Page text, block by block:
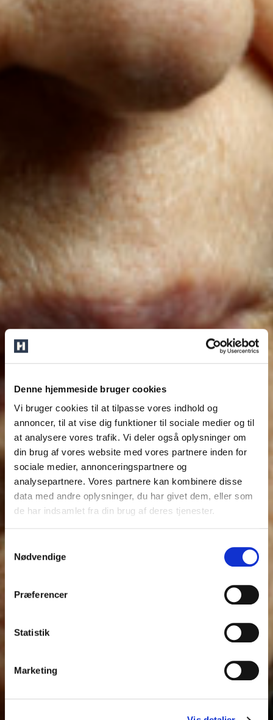
Denne hjemmeside bruger cookies
Vi bruger cookies til at tilpasse vores indhold og
annoncer, til at vise dig funktioner til sociale medier og til
at analysere vores trafik. Vi deler også oplysninger om
din brug af vores website med vores partnere inden for
sociale medier, annonceringspartnere og
analysepartnere. Vores partnere kan kombinere disse
data med andre oplysninger, du har givet dem, eller som
de har indsamlet fra din brug af deres tjenester.
Nødvendige
Præferencer
Statistik
Marketing